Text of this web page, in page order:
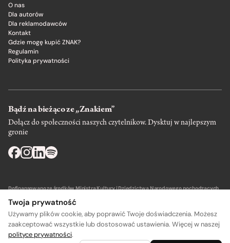
O nas
Dla autorów
Dla reklamodawców
Kontakt
Gdzie mogę kupić ZNAK?
Regulamin
Polityka prywatności
Bądź na bieżąco ze „Znakiem”
Dołącz do społeczności naszych czytelnikow. Dysktuj w najlepszym
gronie
Dofinansowano ze środków Ministra Kultury i Dziedzictwa Narodowego pochodzących
Twoja prywatność
Używamy plików cookie, aby poprawić Twoje doświadczenia. Możesz
zaakceptować wszystkie lub dostosować ustawienia. Więcej w naszej
polityce prywatności.